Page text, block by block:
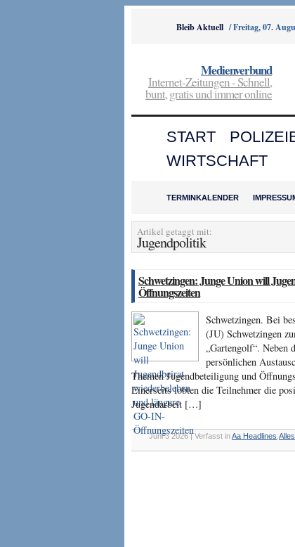
Bleib Aktuell /Freitag, 07.
Medienverbund
Internet-Zeitungen - Schnell,
bunt, gratis und immer online
START
WIRTSCHAFT
TERMINKALENDER
Artikel getaggt mit:
Jugendpolitik
Schwetzingen: Junge Union will
Öffnungszeiten
Schwetzingen. Bei
(JU) Schwetzingen
„Gartengolf“. Neben
persönlichen
Themen Jugendbeteiligung und
Einerseits lobten die Teilnehmer die
Jugendarbeit […]
Juni 3 2026 | Verfasst inAa Headlines